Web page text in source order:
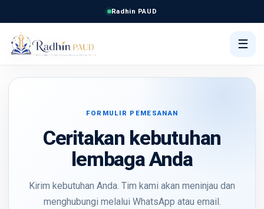
Radhin PAUD
☰
FORMULIR PEMESANAN
Ceritakan kebutuhan
lembaga Anda
Kirim kebutuhan Anda. Tim kami akan meninjau dan
menghubungi melalui WhatsApp atau email.